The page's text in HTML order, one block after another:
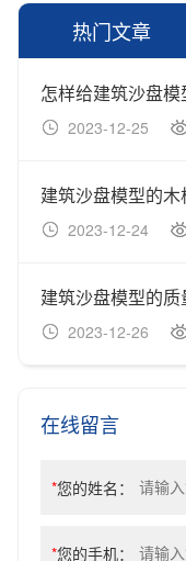
热门文章
2023-12-25
建筑沙盘模型的
2023-12-24
2023-12-26
在线留言
*您的姓名：
*您的手机：